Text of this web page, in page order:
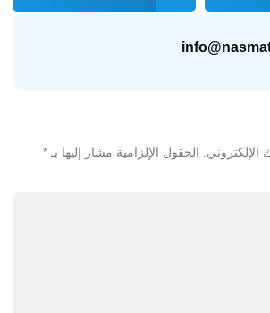
الحقول الإلزامية مشار إليها بـ *